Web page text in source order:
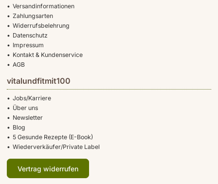
Versandinformationen
Zahlungsarten
Widerrufsbelehrung
Datenschutz
Impressum
Kontakt & Kundenservice
AGB
vitalundfitmit100
Jobs/Karriere
Über uns
Newsletter
Blog
5 Gesunde Rezepte (E-Book)
Wiederverkäufer/Private Label
Vertrag widerrufen